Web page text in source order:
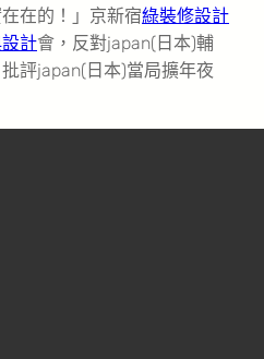
在的！」京新宿綠裝修設計
計會，反對japan(日本)輔
評japan(日本)當局擴年夜